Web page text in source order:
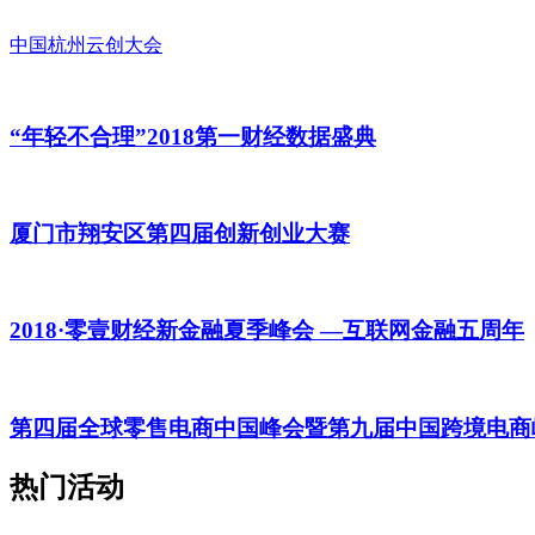
中国杭州云创大会
“年轻不合理”2018第一财经数据盛典
厦门市翔安区第四届创新创业大赛
2018·零壹财经新金融夏季峰会 —互联网金融五周年
第四届全球零售电商中国峰会暨第九届中国跨境电
热门活动